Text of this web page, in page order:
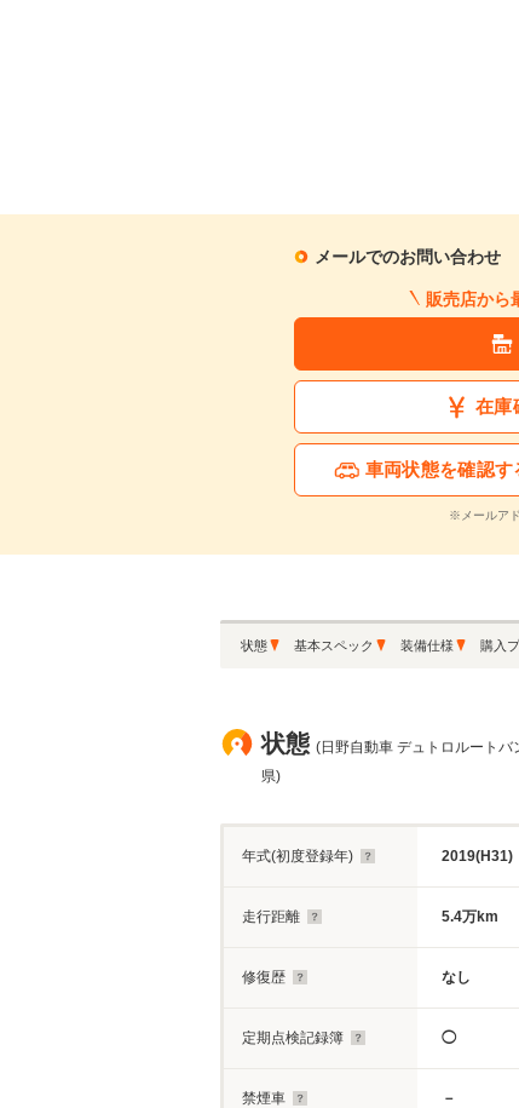
メールでのお問い合わせ
販売店から
在庫
車両状態を確認す
※メールア
状態 基本スペック 装備仕様 購入
状態 (日野自動車 デュトロルート
県)
年式(初度登録年) 2019(H31)
走行距離 5.4万km
修復歴 なし
定期点検記録簿 ◯
禁煙車 －
月々の支払
3.7万円
※シミュレーション結
※シミュレーションし
この中古車